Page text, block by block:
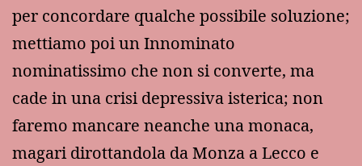
per concordare qualche possibile soluzione;
mettiamo poi un Innominato
nominatissimo che non si converte, ma
cade in una crisi depressiva isterica; non
faremo mancare neanche una monaca,
magari dirottandola da Monza a Lecco e